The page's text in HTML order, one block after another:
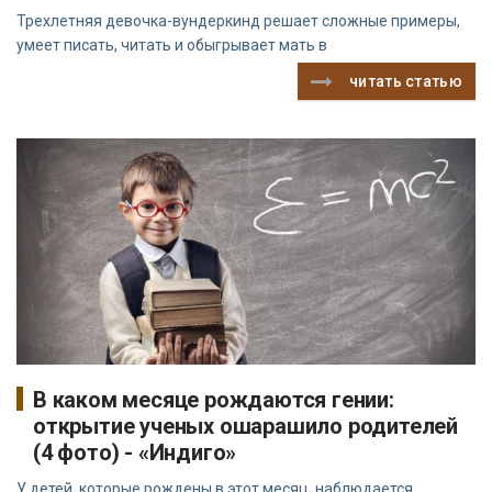
Трехлетняя девочка-вундеркинд решает сложные примеры,
умеет писать, читать и обыгрывает мать в
читать статью
В каком месяце рождаются гении:
открытие ученых ошарашило родителей
(4 фото) - «Индиго»